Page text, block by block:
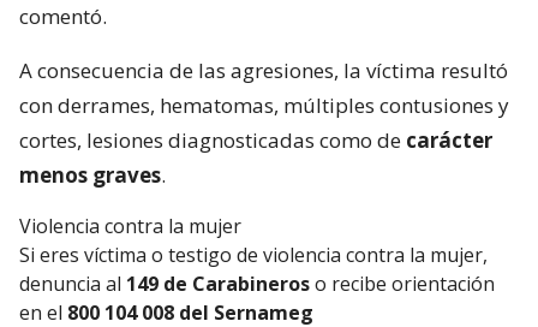
comentó.
A consecuencia de las agresiones, la víctima resultó
con derrames, hematomas, múltiples contusiones y
cortes, lesiones diagnosticadas como de carácter
menos graves.
Violencia contra la mujer
Si eres víctima o testigo de violencia contra la mujer,
denuncia al 149 de Carabineroso recibe orientación
en el 800 104 008 del Sernameg